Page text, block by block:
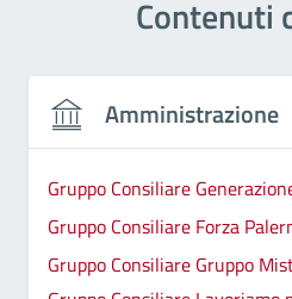
Contenuti
Amministrazione
Gruppo Consiliare
Gruppo Consiliare Forza
Gruppo Consiliare Gruppo